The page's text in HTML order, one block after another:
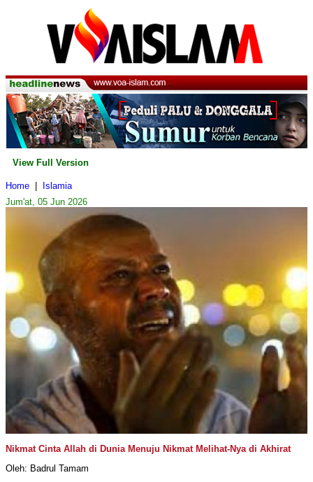
View Full Version
Home
Islamia
Jum'at, 05 Jun 2026
Nikmat Cinta Allah di Dunia Menuju Nikmat Melihat-Nya di Akhirat
Oleh: Badrul Tamam